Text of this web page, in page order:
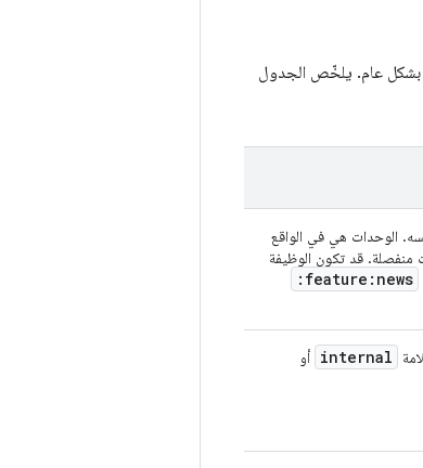
بشكل عام. يلخّص الجدول
الوحدات هي في الواقع
منفصلة. قد تكون الوظيفة
:feature:news
internal أو